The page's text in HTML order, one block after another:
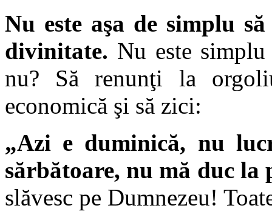
Nu este aşa de simplu
divinitate. Nu este
nu? Să renunţi la
economică şi să zici:
„Azi e duminică, nu
sărbătoare, nu mă duc la
slăvesc pe Dumnezeu!